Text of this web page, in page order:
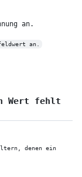
an.
an.
Wert fehlt
denen ein